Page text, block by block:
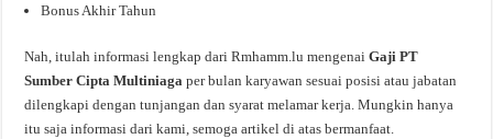
Bonus Akhir Tahun
Nah, itulah informasi lengkap dari Rmhamm.lu mengenaiGaji PT
Sumber Cipta Multiniagaper bulan karyawan sesuai posisi atau jabatan
dilengkapi dengan tunjangan dan syarat melamar kerja. Mungkin hanya
itu saja informasi dari kami, semoga artikel di atas bermanfaat.